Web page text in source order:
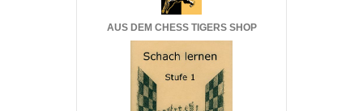
Spielfeld für Gartenschach, 2,8 x
2,8 m, Feldergröße 35 x 35 cm
Zum Produkt